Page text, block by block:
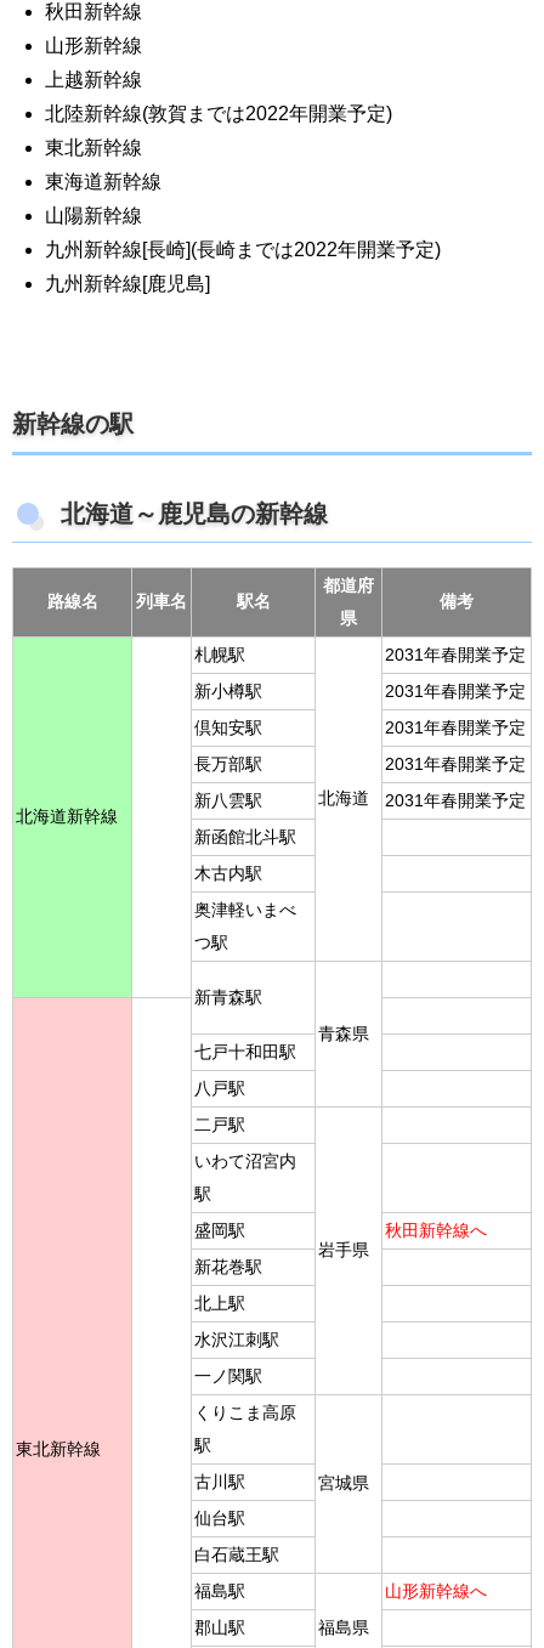
秋田新幹線
山形新幹線
上越新幹線
北陸新幹線(敦賀までは2022年開業予定)
東北新幹線
東海道新幹線
山陽新幹線
九州新幹線[長崎](長崎までは2022年開業予定)
九州新幹線[鹿児島]
新幹線の駅
北海道～鹿児島の新幹線
路線名 列車名 駅名
都道府
県
備考
北海道新幹線
札幌駅
北海道
2031年春開業予定
新小樽駅
2031年春開業予定
倶知安駅
2031年春開業予定
長万部駅
2031年春開業予定
新八雲駅
2031年春開業予定
新函館北斗駅
木古内駅
奥津軽いまべ
つ駅
新青森駅
青森県
東北新幹線
七戸十和田駅
八戸駅
二戸駅
岩手県
いわて沼宮内
駅
盛岡駅
秋田新幹線へ
新花巻駅
北上駅
水沢江刺駅
一ノ関駅
くりこま高原
駅
宮城県
古川駅
仙台駅
白石蔵王駅
福島駅
福島県
山形新幹線へ
郡山駅